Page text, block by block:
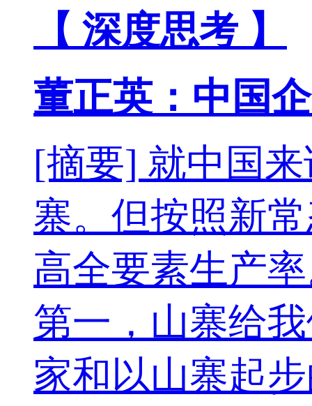
【 深度思考 】
董正英：中国
[摘要] 就中国
寨。但按照新
高全要素生产
第一，山寨给
家和以山寨起